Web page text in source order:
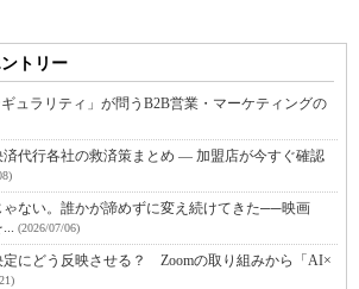
トリー
ギュラリティ」が問うB2B営業・マーケティングの
済代行各社の救済策まとめ ― 加盟店が今すぐ確認
ない。誰かが諦めずに変え続けてきた──映画
(2026/07/06)
定にどう反映させる？ Zoomの取り組みから「AI×